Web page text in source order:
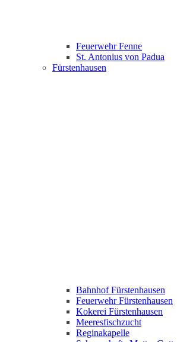
Feuerwehr Fenne
St. Antonius von Padua
Fürstenhausen
Bahnhof Fürstenhausen
Feuerwehr Fürstenhausen
Kokerei Fürstenhausen
Meeresfischzucht
Reginakapelle